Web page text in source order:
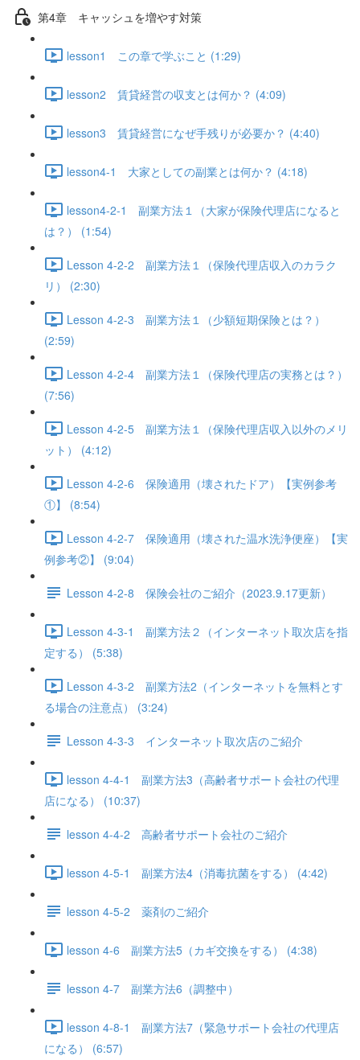
第4章 キャッシュを増やす対策
lesson1 この章で学ぶこと (1:29)
lesson2 賃貸経営の収支とは何か？ (4:09)
lesson3 賃貸経営になぜ手残りが必要か？ (4:40)
lesson4-1 大家としての副業とは何か？ (4:18)
lesson4-2-1 副業方法１（大家が保険代理店になると
は？） (1:54)
Lesson 4-2-2 副業方法１（保険代理店収入のカラク
リ） (2:30)
Lesson 4-2-3 副業方法１（少額短期保険とは？）
(2:59)
Lesson 4-2-4 副業方法１（保険代理店の実務とは？）
(7:56)
Lesson 4-2-5 副業方法１（保険代理店収入以外のメリ
ット） (4:12)
Lesson 4-2-6 保険適用（壊されたドア）【実例参考
①】 (8:54)
Lesson 4-2-7 保険適用（壊された温水洗浄便座）【実
例参考②】 (9:04)
Lesson 4-2-8 保険会社のご紹介（2023.9.17更新）
Lesson 4-3-1 副業方法２（インターネット取次店を指
定する） (5:38)
Lesson 4-3-2 副業方法2（インターネットを無料とす
る場合の注意点） (3:24)
Lesson 4-3-3 インターネット取次店のご紹介
lesson 4-4-1 副業方法3（高齢者サポート会社の代理
店になる） (10:37)
lesson 4-4-2 高齢者サポート会社のご紹介
lesson 4-5-1 副業方法4（消毒抗菌をする） (4:42)
lesson 4-5-2 薬剤のご紹介
lesson 4-6 副業方法5（カギ交換をする） (4:38)
lesson 4-7 副業方法6（調整中）
lesson 4-8-1 副業方法7（緊急サポート会社の代理店
になる） (6:57)